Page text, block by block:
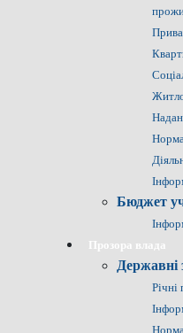
Бюджет
Прозора влада
Державні
Річні